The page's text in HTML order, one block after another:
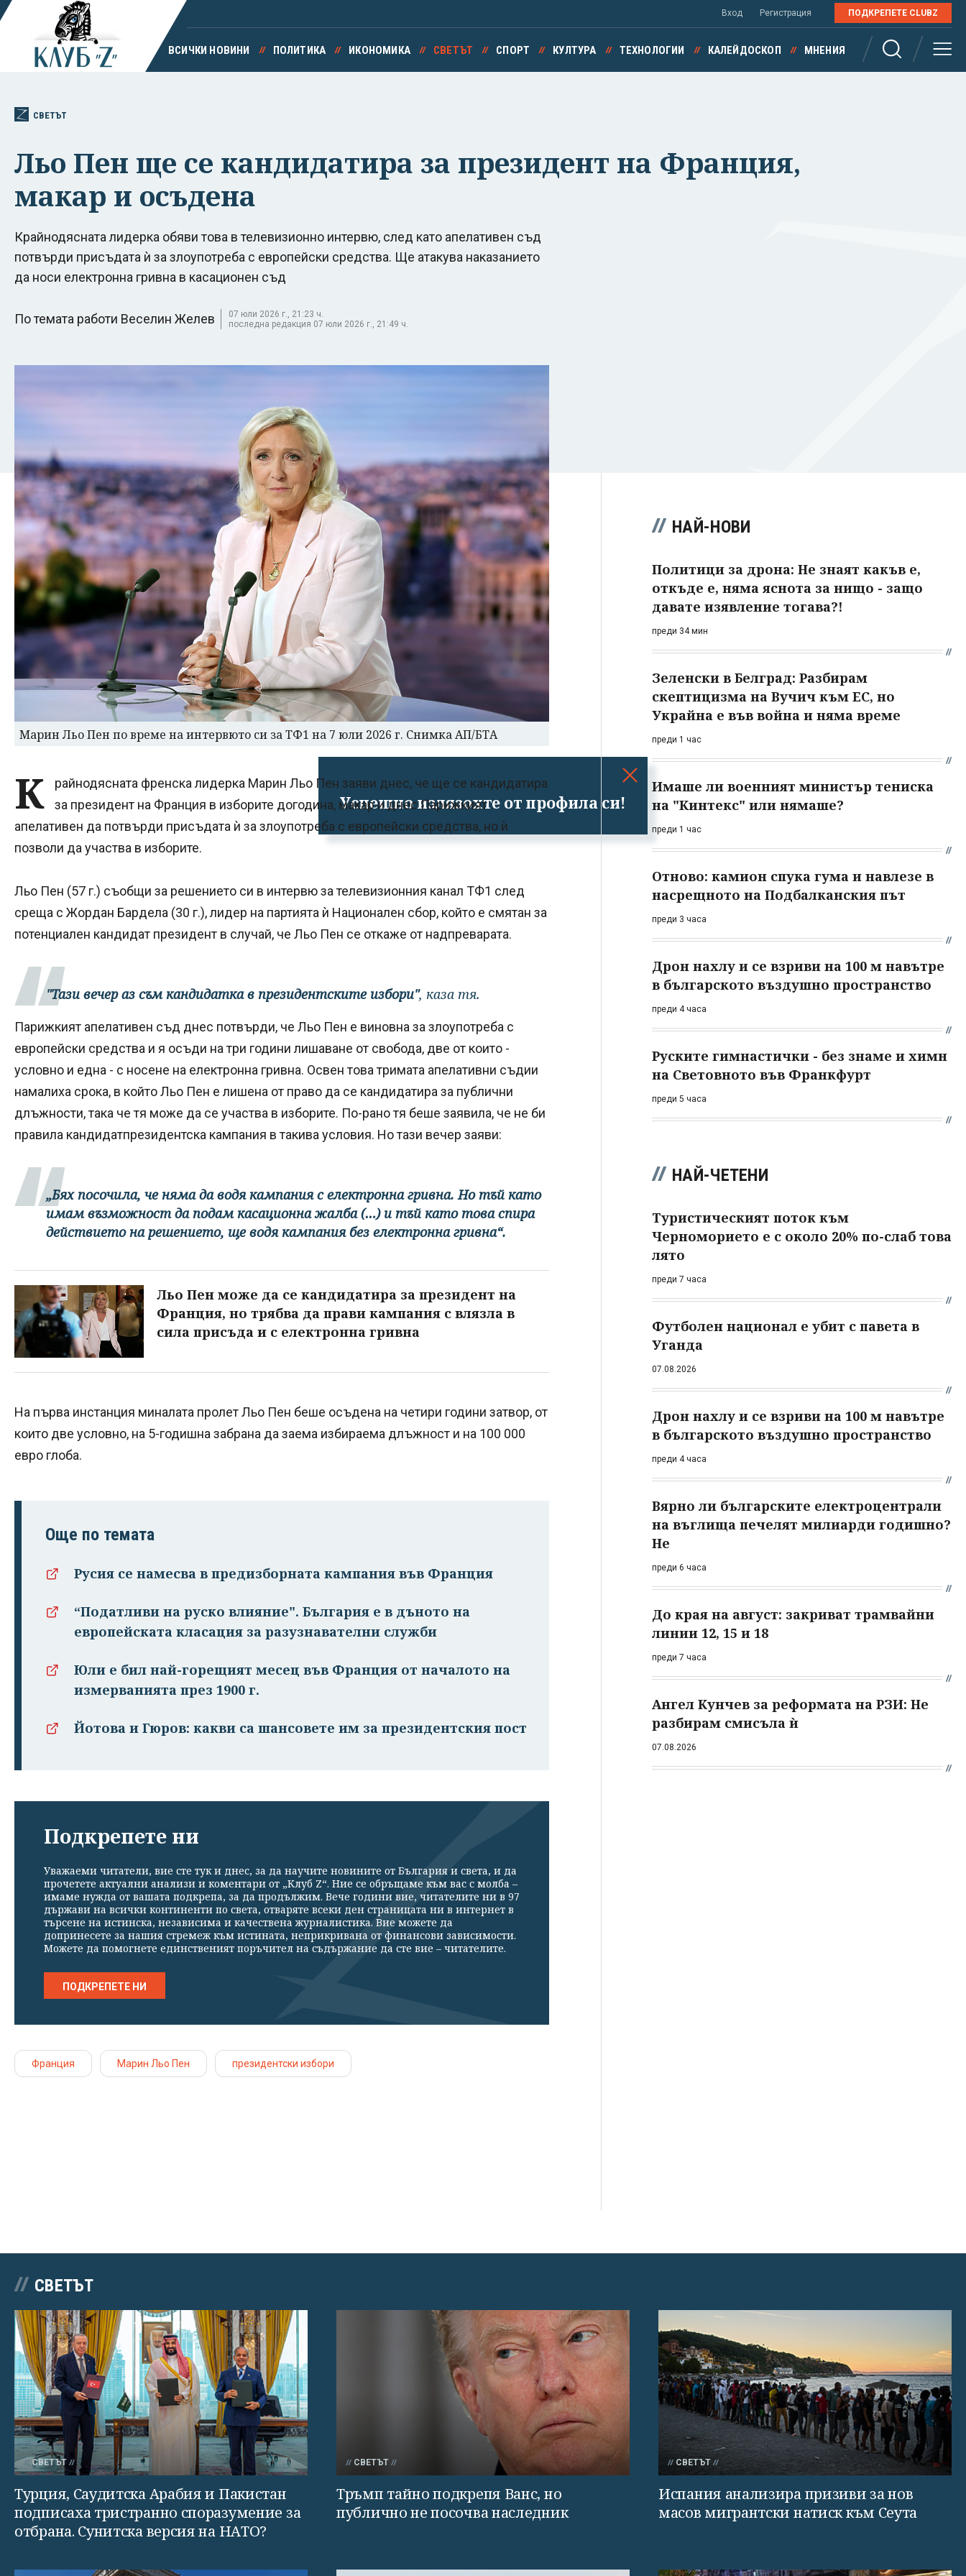
Успешно излязохте от профила си!
Вход Регистрация ПОДКРЕПЕТЕ CLUBZ
ВСИЧКИ НОВИНИ ПОЛИТИКА ИКОНОМИКА СВЕТЪТ СПОРТ КУЛТУРА ТЕХНОЛОГИИ КАЛЕЙДОСКОП МНЕНИЯ
СВЕТЪТ
Льо Пен ще се кандидатира за президент на Франция,
макар и осъдена
Крайнодясната лидерка обяви това в телевизионно интервю, след като апелативен съд
потвърди присъдата ѝ за злоупотреба с европейски средства. Ще атакува наказанието
да носи електронна гривна в касационен съд
По темата работи Веселин Желев
07 юли 2026 г., 21:23 ч.
последна редакция 07 юли 2026 г., 21:49 ч.
Марин Льо Пен по време на интервюто си за ТФ1 на 7 юли 2026 г. Снимка АП/БТА
К
райнодясната френска лидерка Марин Льо Пен заяви днес, че ще се кандидатира
за президент на Франция в изборите догодина, макар и днес Парижкият
апелативен да потвърди присъдата ѝ за злоупотреба с европейски средства, но ѝ
позволи да участва в изборите.
Льо Пен (57 г.) съобщи за решението си в интервю за телевизионния канал ТФ1 след
среща с Жордан Бардела (30 г.), лидер на партията ѝ Национален сбор, който е смятан за
потенциален кандидат президент в случай, че Льо Пен се откаже от надпреварата.
"Тази вечер аз съм кандидатка в президентските избори", каза тя.
Парижкият апелативен съд днес потвърди, че Льо Пен е виновна за злоупотреба с
европейски средства и я осъди на три години лишаване от свобода, две от които -
условно и една - с носене на електронна гривна. Освен това тримата апелативни съдии
намалиха срока, в който Льо Пен е лишена от право да се кандидатира за публични
длъжности, така че тя може да се участва в изборите. По-рано тя беше заявила, че не би
правила кандидатпрезидентска кампания в такива условия. Но тази вечер заяви:
„Бях посочила, че няма да водя кампания с електронна гривна. Но тъй като
имам възможност да подам касационна жалба (…) и тъй като това спира
действието на решението, ще водя кампания без електронна гривна“.
Льо Пен може да се кандидатира за президент на
Франция, но трябва да прави кампания с влязла в
сила присъда и с електронна гривна
На първа инстанция миналата пролет Льо Пен беше осъдена на четири години затвор, от
които две условно, на 5-годишна забрана да заема избираема длъжност и на 100 000
евро глоба.
Още по темата
Русия се намесва в предизборната кампания във Франция
“Податливи на руско влияние". България е в дъното на
европейската класация за разузнавателни служби
Юли е бил най-горещият месец във Франция от началото на
измерванията през 1900 г.
Йотова и Гюров: какви са шансовете им за президентския пост
Подкрепете ни
Уважаеми читатели, вие сте тук и днес, за да научите новините от България и света, и да
прочетете актуални анализи и коментари от „Клуб Z“. Ние се обръщаме към вас с молба –
имаме нужда от вашата подкрепа, за да продължим. Вече години вие, читателите ни в 97
държави на всички континенти по света, отваряте всеки ден страницата ни в интернет в
търсене на истинска, независима и качествена журналистика. Вие можете да
допринесете за нашия стремеж към истината, неприкривана от финансови зависимости.
Можете да помогнете единственият поръчител на съдържание да сте вие – читателите.
ПОДКРЕПЕТЕ НИ
Франция Марин Льо Пен президентски избори
НАЙ-НОВИ
Политици за дрона: Не знаят какъв е,
откъде е, няма яснота за нищо - защо
давате изявление тогава?!
преди 34 мин
Зеленски в Белград: Разбирам
скептицизма на Вучич към ЕС, но
Украйна е във война и няма време
преди 1 час
Имаше ли военният министър тениска
на "Кинтекс" или нямаше?
преди 1 час
Отново: камион спука гума и навлезе в
насрещното на Подбалканския път
преди 3 часа
Дрон нахлу и се взриви на 100 м навътре
в българското въздушно пространство
преди 4 часа
Руските гимнастички - без знаме и химн
на Световното във Франкфурт
преди 5 часа
НАЙ-ЧЕТЕНИ
Туристическият поток към
Черноморието е с около 20% по-слаб това
лято
преди 7 часа
Футболен национал е убит с павета в
Уганда
07.08.2026
Дрон нахлу и се взриви на 100 м навътре
в българското въздушно пространство
преди 4 часа
Вярно ли българските електроцентрали
на въглища печелят милиарди годишно?
Не
преди 6 часа
До края на август: закриват трамвайни
линии 12, 15 и 18
преди 7 часа
Ангел Кунчев за реформата на РЗИ: Не
разбирам смисъла ѝ
07.08.2026
СВЕТЪТ
СВЕТЪТ
Турция, Саудитска Арабия и Пакистан
подписаха тристранно споразумение за
отбрана. Сунитска версия на НАТО?
СВЕТЪТ
Тръмп тайно подкрепя Ванс, но
публично не посочва наследник
СВЕТЪТ
Испания анализира призиви за нов
масов мигрантски натиск към Сеута